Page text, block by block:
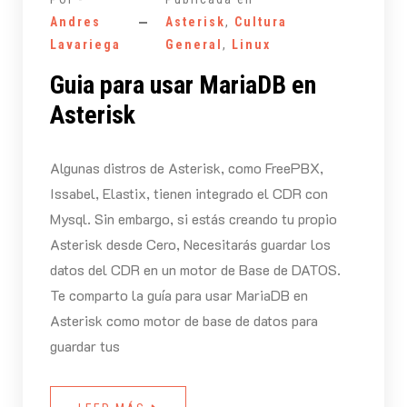
Andres
Lavariega
Asterisk, Cultura
General , Linux
Guia para usar MariaDB en
Asterisk
Algunas distros de Asterisk, como FreePBX,
Issabel, Elastix, tienen integrado el CDR con
Mysql. Sin embargo, si estás creando tu propio
Asterisk desde Cero, Necesitarás guardar los
datos del CDR en un motor de Base de DATOS.
Te comparto la guía para usar MariaDB en
Asterisk como motor de base de datos para
guardar tus